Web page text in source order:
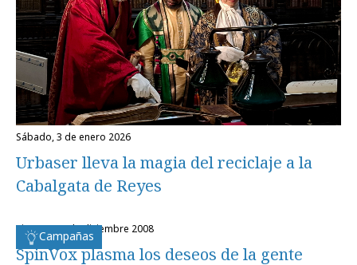
sábado, 3 de enero 2026
Urbaser lleva la magia del reciclaje a la
Cabalgata de Reyes
Campañas
viernes, 12 de diciembre 2008
SpinVox plasma los deseos de la gente